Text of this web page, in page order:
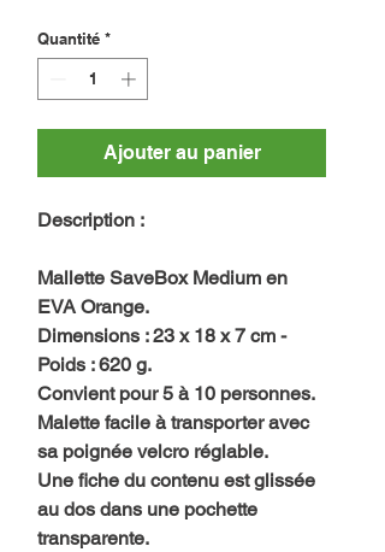
Quantité *
Ajouter au panier
Description :
Mallette SaveBox Medium en
EVA Orange.
Dimensions : 23 x 18 x 7 cm -
Poids : 620 g.
Convient pour 5 à 10 personnes.
Malette facile à transporter avec
sa poignée velcro réglable.
Une fiche du contenu est glissée
au dos dans une pochette
transparente.